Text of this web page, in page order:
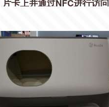
片卡上并通过NFC进行访问